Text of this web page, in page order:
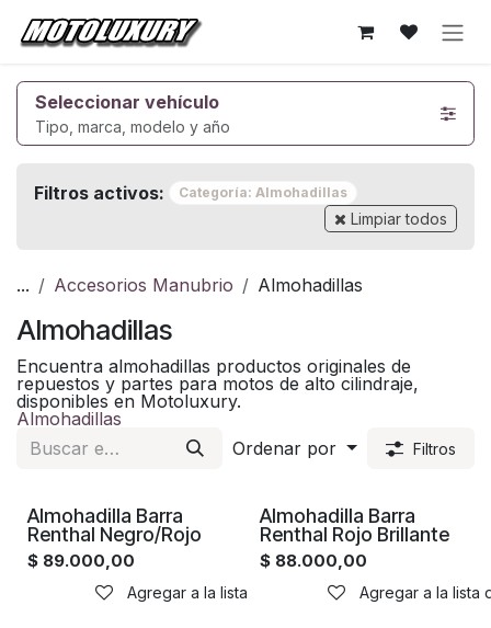
Ir al contenido
Seleccionar vehículo
Tipo, marca, modelo y año
Filtros activos: Categoría: Almohadillas
Limpiar todos
... Accesorios Manubrio Almohadillas
Almohadillas
Encuentra almohadillas productos originales de
repuestos y partes para motos de alto cilindraje,
disponibles en Motoluxury.
Almohadillas
Ordenar por
Filtros
Almohadilla Barra
Renthal Negro/Rojo
$ 89.000,00
Agregar a la lista de deseos
Almohadilla Barra
Renthal Rojo Brillante
$ 88.000,00
Agregar a la lista